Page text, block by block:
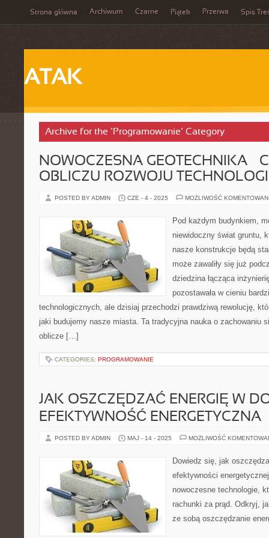
Strona główna Archiwum Czarne Piątek Przerwa Spis
ATAK
Archive for the ‘Programowanie’ Category
NOWOCZESNA GEOTECHNIKA –
OBLICZU ROZWOJU
POSTED BY ADMIN CZE - 4 - 2025 MOŻLIWOŚĆ
Pod każdym budynkiem,
niewidoczny świat gruntu,
nasze konstrukcje będą
może zawaliły się już
dziedzina łącząca
pozostawała w cieniu
technologicznych, ale dzisiaj przechodzi prawdziwą rewolucję,
jaki budujemy nasze miasta. Ta tradycyjna nauka o zachowaniu
oblicze […]
CATEGORIES: PROGRAMOWANIE
JAK OSZCZĘDZAĆ ENERGIĘ W
EFEKTYWNOŚĆ ENERGETYCZNA
POSTED BY ADMIN MAJ - 14 - 2025 MOŻLIWOŚĆ
Dowiedz się, jak
efektywności
nowoczesne technologie,
rachunki za prąd. Odkryj,
ze sobą oszczędzanie